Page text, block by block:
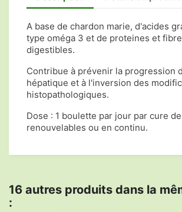
A base de chardon marie, d'acides
type oméga 3 et de proteines et
digestibles.
Contribue à prévenir la progression
hépatique et à l'inversion des
histopathologiques.
Dose : 1 boulette par jour par cure
renouvelables ou en continu.
16 autres produits dans la
: